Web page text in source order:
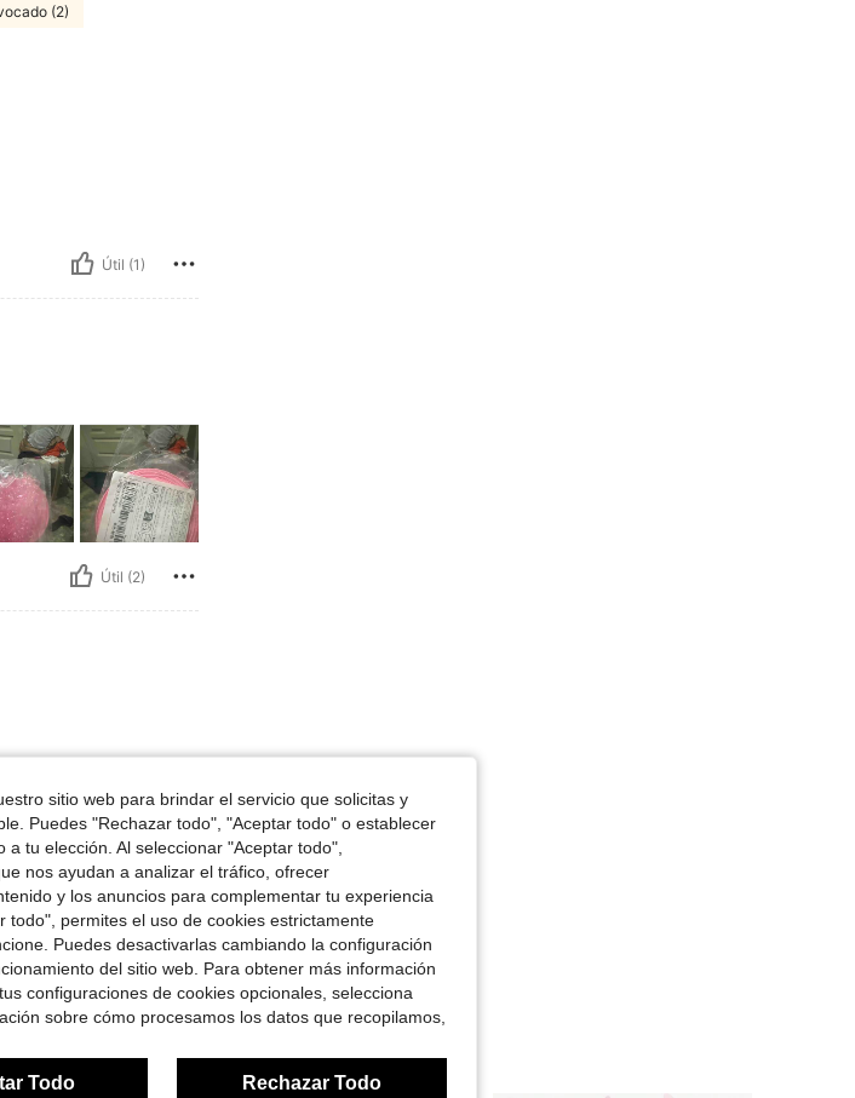
(2)
Útil (1)
Útil (2)
Útil (0)
sitio web para brindar el servicio que solicitas y
Puedes "Rechazar todo", "Aceptar todo" o establecer
tu elección. Al seleccionar "Aceptar todo",
nos ayudan a analizar el tráfico, ofrecer
y los anuncios para complementar tu experiencia
todo", permites el uso de cookies estrictamente
Puedes desactivarlas cambiando la configuración
del sitio web. Para obtener más información
configuraciones de cookies opcionales, selecciona
sobre cómo procesamos los datos que recopilamos,
Todo Rechazar Todo